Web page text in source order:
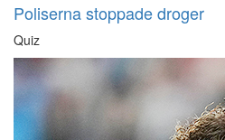
Poliserna stoppade droger
Quiz